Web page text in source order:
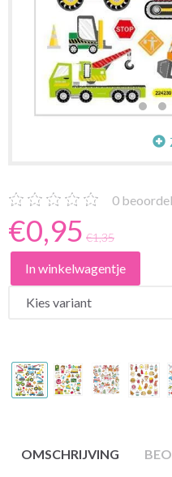
0
€0,95 €1,35
In winkelwagentje
OMSCHRIJVING